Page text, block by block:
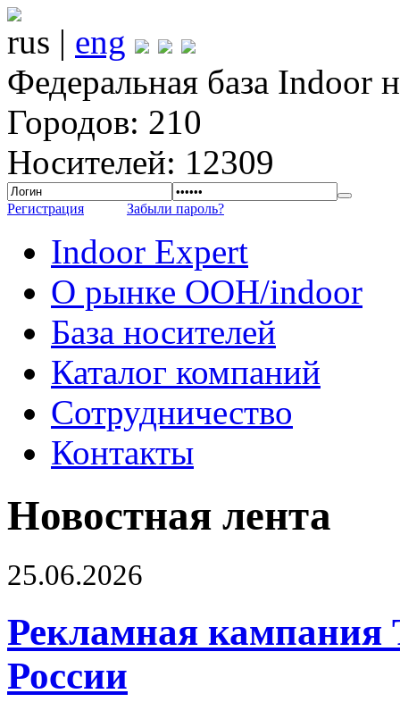
rus | eng
Федеральная база Indoor
Городов: 210
Носителей: 12309
Регистрация Забыли пароль?
Indoor Expert
О рынке OOH/indoor
База носителей
Каталог компаний
Сотрудничество
Контакты
Новостная лента
25.06.2026
Рекламная кампания
России